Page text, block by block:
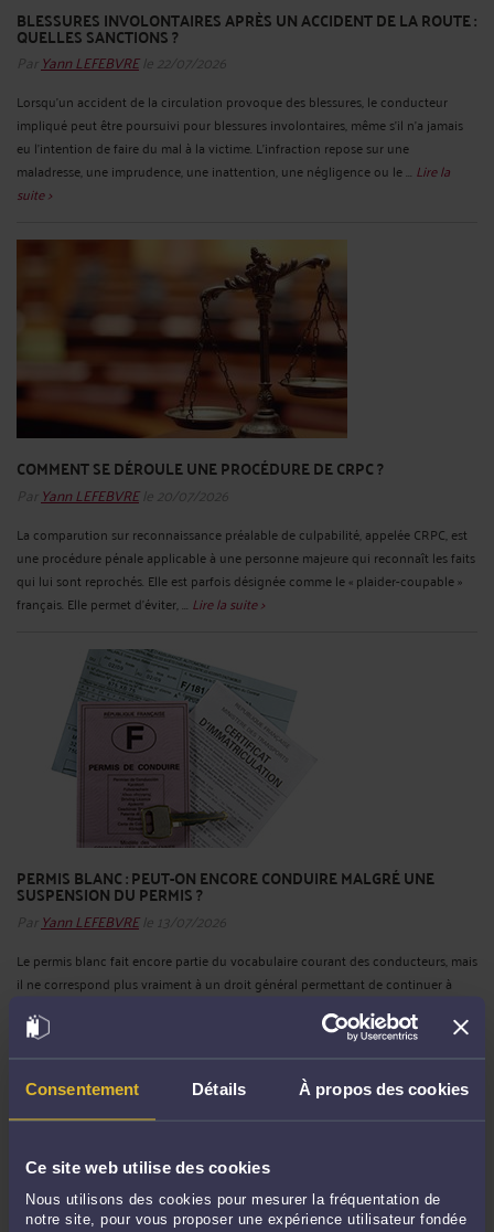
Consentement Détails À propos des cookies
Ce site web utilise des cookies
Nous utilisons des cookies pour mesurer la fréquentation de
notre site, pour vous proposer une expérience utilisateur fondée
BLESSURES INVOLONTAIRES APRÈS UN ACCIDENT DE LA ROUTE :
QUELLES SANCTIONS ?
Par Yann LEFEBVREle 22/07/2026
Lorsqu’un accident de la circulation provoque des blessures, le conducteur
impliqué peut être poursuivi pour blessures involontaires, même s’il n’a jamais
eu l’intention de faire du mal à la victime. L’infraction repose sur une
maladresse, une imprudence, une inattention, une négligence ou le ... Lire la
suite >
COMMENT SE DÉROULE UNE PROCÉDURE DE CRPC ?
Par Yann LEFEBVREle 20/07/2026
La comparution sur reconnaissance préalable de culpabilité, appelée CRPC, est
une procédure pénale applicable à une personne majeure qui reconnaît les faits
qui lui sont reprochés. Elle est parfois désignée comme le « plaider-coupable »
français. Elle permet d’éviter, ... Lire la suite >
PERMIS BLANC : PEUT-ON ENCORE CONDUIRE MALGRÉ UNE
SUSPENSION DU PERMIS ?
Par Yann LEFEBVREle 13/07/2026
Le permis blanc fait encore partie du vocabulaire courant des conducteurs, mais
il ne correspond plus vraiment à un droit général permettant de continuer à
une suspension du permis ont été fortement réduites. ...Lire la suite >